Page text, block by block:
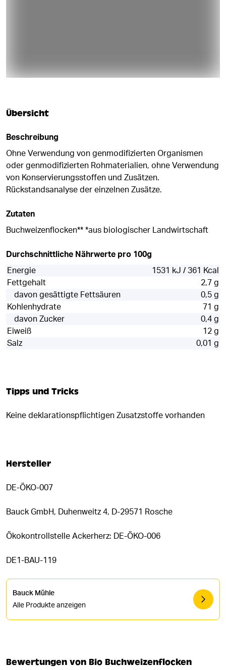
Übersicht
Beschreibung
Ohne Verwendung von genmodifizierten Organismen
oder genmodifizierten Rohmaterialien, ohne Verwendung
von Konservierungsstoffen und Zusätzen.
Rückstandsanalyse der einzelnen Zusätze.
Zutaten
Buchweizenflocken** *aus biologischer Landwirtschaft
Durchschnittliche Nährwerte pro 100g
Energie
1531 kJ / 361 Kcal
Fettgehalt
2,7 g
davon gesättigte Fettsäuren
0,5 g
Kohlenhydrate
71 g
davon Zucker
0,4 g
Eiweiß
12 g
Salz
0,01 g
Tipps und Tricks
Keine deklarationspflichtigen Zusatzstoffe vorhanden
Hersteller
DE-ÖKO-007
Bauck GmbH, Duhenweitz 4, D-29571 Rosche
Ökokontrollstelle Ackerherz: DE-ÖKO-006
DE1-BAU-119
Bauck Mühle
Alle Produkte anzeigen
Bewertungen von Bio Buchweizenflocken